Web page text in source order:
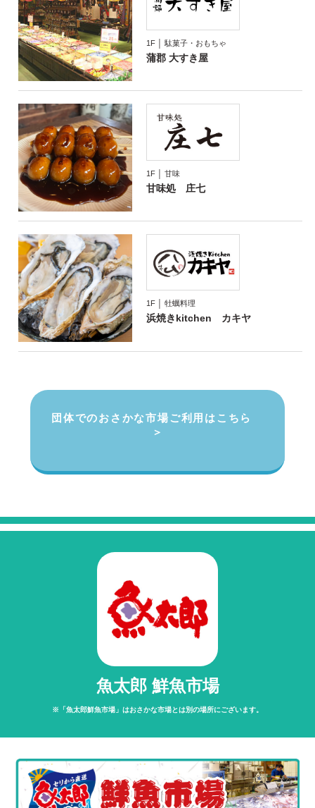
1F │ 駄菓子・おもちゃ
蒲郡 大すき屋
1F │ 甘味
甘味処 庄七
1F │ 牡蠣料理
浜焼きkitchen カキヤ
団体でのおさかな市場ご利用はこちら
＞
魚太郎 鮮魚市場
※「魚太郎鮮魚市場」はおさかな市場とは別の場所にございます。